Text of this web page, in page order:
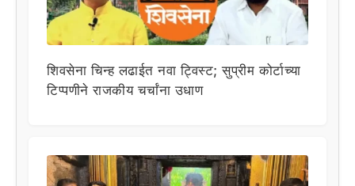
शिवसेना चिन्ह लढाईत नवा ट्विस्ट; सुप्रीम कोर्टाच्या
टिप्पणीने राजकीय चर्चांना उधाण